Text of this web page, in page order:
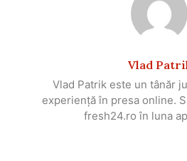
Vlad
Vlad Patrik este un tânăr
experiență în presa online.
fresh24.ro în luna